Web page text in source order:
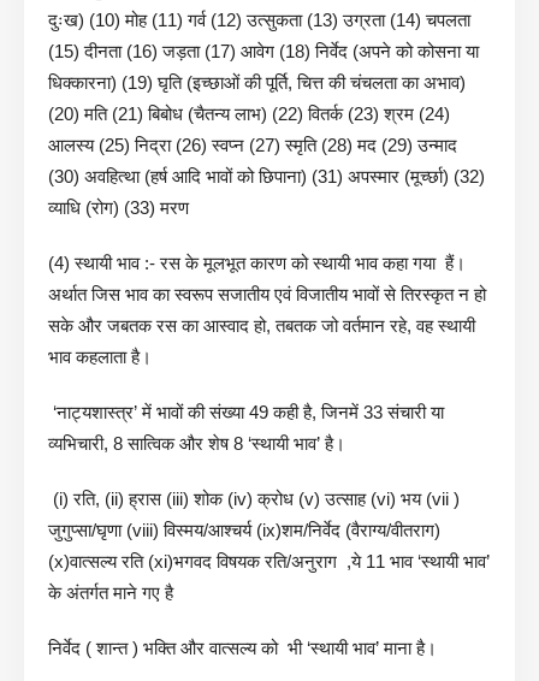
दुःख) (10) मोह (11) गर्व (12) उत्सुकता (13) उग्रता (14) चपलता
(15) दीनता (16) जड़ता (17) आवेग (18) निर्वेद (अपने को कोसना या
धिक्कारना) (19) घृति (इच्छाओं की पूर्ति, चित्त की चंचलता का अभाव)
(20) मति (21) बिबोध (चैतन्य लाभ) (22) वितर्क (23) श्रम (24)
आलस्य (25) निद्रा (26) स्वप्न (27) स्मृति (28) मद (29) उन्माद
(30) अवहित्था (हर्ष आदि भावों को छिपाना) (31) अपस्मार (मूर्च्छा) (32)
व्याधि (रोग) (33) मरण
(4) स्थायी भाव :- रस के मूलभूत कारण को स्थायी भाव कहा गया हैं।
अर्थात जिस भाव का स्वरूप सजातीय एवं विजातीय भावों से तिरस्कृत न हो
सके और जबतक रस का आस्वाद हो, तबतक जो वर्तमान रहे, वह स्थायी
भाव कहलाता है।
‘नाट्यशास्त्र’ में भावों की संख्या 49 कही है, जिनमें 33 संचारी या
व्यभिचारी, 8 सात्विक और शेष 8 ‘स्थायी भाव’ है।
(i) रति, (ii) ह्रास (iii) शोक (iv) क्रोध (v) उत्साह (vi) भय (vii )
जुगुप्सा/घृणा (viii) विस्मय/आश्चर्य (ix)शम/निर्वेद (वैराग्य/वीतराग)
(x)वात्सल्य रति (xi)भगवद विषयक रति/अनुराग ,ये 11 भाव ‘स्थायी भाव’
के अंतर्गत माने गए है
निर्वेद ( शान्त ) भक्ति और वात्सल्य को भी ‘स्थायी भाव’ माना है।